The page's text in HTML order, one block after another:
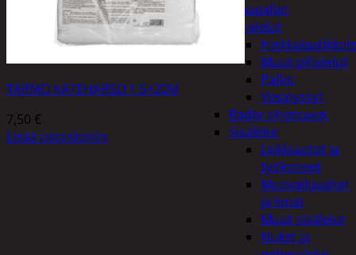
Ilmapallot
Pihalelut
Muut pihalelut
Pallot
Vesipyssyt
Radio-ohjattavat
Sisälelut
Leikkiautot ja
työkoneet
Muovailuvahat
ja limat
Muut sisälelut
Nuket ja
TARMO KATEHARSO 1,5×20M
7,50 €
Lisää ostoskoriin